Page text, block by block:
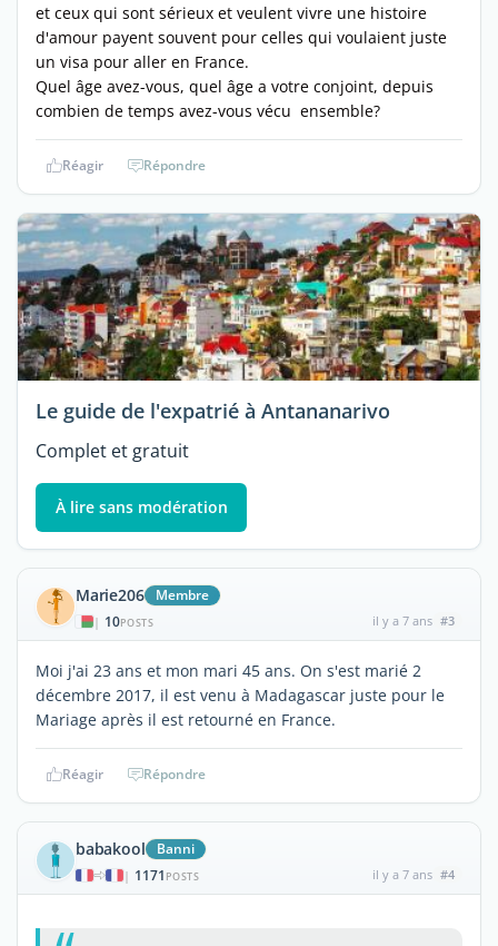
et ceux qui sont sérieux et veulent vivre une histoire
d'amour payent souvent pour celles qui voulaient juste
un visa pour aller en France.
Quel âge avez-vous, quel âge a votre conjoint, depuis
combien de temps avez-vous vécu ensemble?
Réagir Répondre
Le guide de l'expatrié à Antananarivo
Complet et gratuit
À lire sans modération
Marie206 Membre
| 10POSTS il y a 7 ans #3
Moi j'ai 23 ans et mon mari 45 ans. On s'est marié 2
décembre 2017, il est venu à Madagascar juste pour le
Mariage après il est retourné en France.
Réagir Répondre
babakool Banni
| 1171 POSTS il y a 7 ans #4